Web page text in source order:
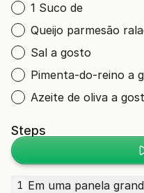
1 Suco de
Queijo parmesão
Sal a gosto
Pimenta-do-reino a
Azeite de oliva a
Steps
1 Em uma panela